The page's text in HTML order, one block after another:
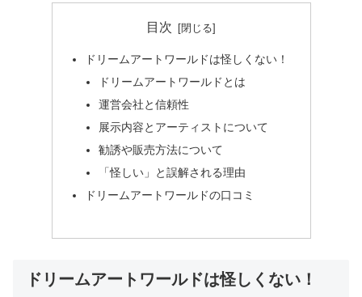
目次
ドリームアートワールドは怪しくない！
ドリームアートワールドとは
運営会社と信頼性
展示内容とアーティストについて
勧誘や販売方法について
「怪しい」と誤解される理由
ドリームアートワールドの口コミ
ドリームアートワールドは怪しくない！